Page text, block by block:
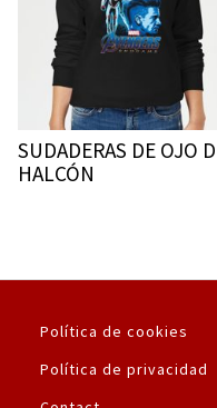
SUDADERAS DE OJO
HALCÓN
Política de cookies
Política de privacidad